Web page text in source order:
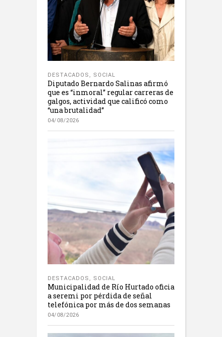
DESTACADOS , SOCIAL
Diputado Bernardo Salinas afirmó
que es “inmoral” regular carreras de
galgos, actividad que calificó como
“una brutalidad”
04/08/2026
DESTACADOS , SOCIAL
Municipalidad de Río Hurtado oficia
a seremi por pérdida de señal
telefónica por más de dos semanas
04/08/2026